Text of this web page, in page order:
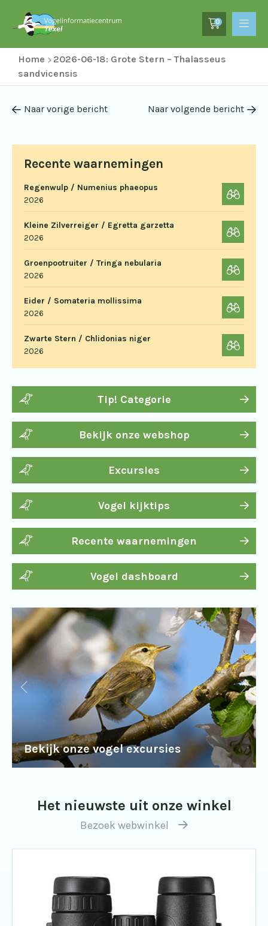
0
Home
2026-06-18: Grote Stern – Thalasseus
sandvicensis
Recente waarnemingen
Regenwulp / Numenius phaeopus
2026
Kleine Zilverreiger / Egretta garzetta
2026
Groenpootruiter / Tringa nebularia
2026
Eider / Somateria mollissima
2026
Zwarte Stern / Chlidonias niger
2026
Tip! Categorie
Bekijk onze webshop
Excursies
Vogel kijktips
Recente waarnemingen
Vogel dashboard
Bekijk onze vogel excursies
Naar vorige bericht Naar volgende bericht
Het nieuwste uit onze winkel
Bezoek webwinkel